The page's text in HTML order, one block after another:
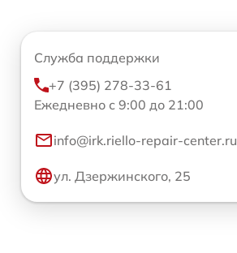
Служба поддержки
+7 (395) 278-33-61
Ежедневно с 9:00 до 21:00
info@irk.riello-repair-center.ru
ул. Дзержинского, 25